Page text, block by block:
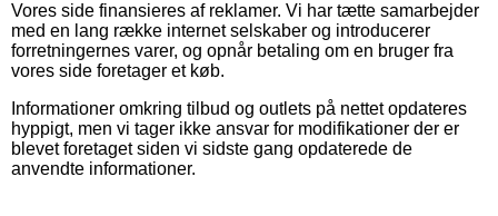
Vores side finansieres af reklamer. Vi har tætte samarbejder
med en lang række internet selskaber og introducerer
forretningernes varer, og opnår betaling om en bruger fra
vores side foretager et køb.
Informationer omkring tilbud og outlets på nettet opdateres
hyppigt, men vi tager ikke ansvar for modifikationer der er
blevet foretaget siden vi sidste gang opdaterede de
anvendte informationer.